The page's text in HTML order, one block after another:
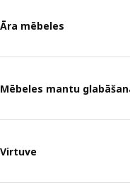
Āra mēbeles
Mēbeles mantu
Virtuve